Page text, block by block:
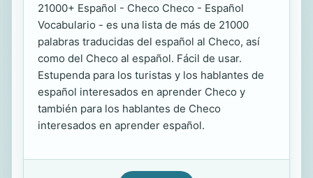
21000+ Español - Checo Checo - Español
Vocabulario - es una lista de más de 21000
palabras traducidas del español al Checo, así
como del Checo al español. Fácil de usar.
Estupenda para los turistas y los hablantes de
español interesados en aprender Checo y
también para los hablantes de Checo
interesados en aprender español.